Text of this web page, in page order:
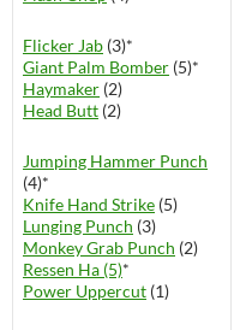
Flicker Jab (3)*
Giant Palm Bomber (5)*
Haymaker (2)
Head Butt (2)
Jumping Hammer Punch
(4)*
Knife Hand Strike (5)
Lunging Punch (3)
Monkey Grab Punch (2)
Ressen Ha (5)*
Power Uppercut (1)